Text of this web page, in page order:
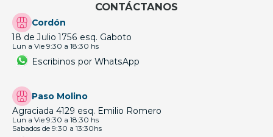
CONTÁCTANOS
Cordón
18 de Julio 1756 esq. Gaboto
Lun a Vie 9:30 a 18:30 hs
Escribinos por WhatsApp
Paso Molino
Agraciada 4129 esq. Emilio Romero
Lun a Vie 9:30 a 18:30 hs
Sabados de 9:30 a 13:30hs